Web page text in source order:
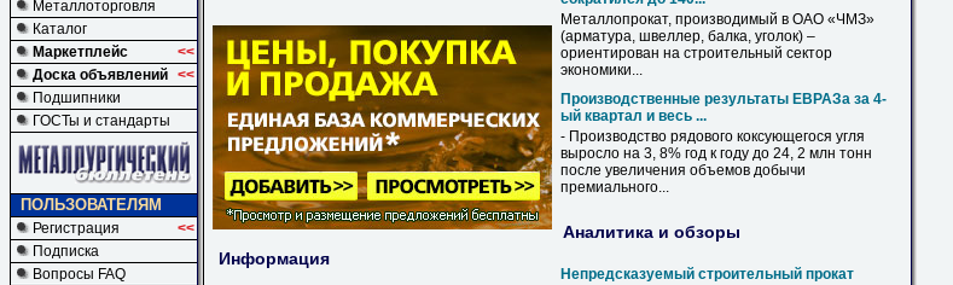
Металлоторговля
Каталог
Маркетплейс
<<
Доска объявлений <<
Подшипники
ГОСТы и стандарты
ПОЛЬЗОВАТЕЛЯМ
Регистрация
<<
Подписка
Вопросы FAQ
Информация
Металлопрокат, производимый в ОАО «ЧМЗ»
(арматура, швеллер, балка, уголок) –
ориентирован на строительный сектор
экономики...
Производственные результаты ЕВРАЗа за 4-
ый квартал и весь ...
- Производство рядового коксующегося угля
выросло на 3, 8% год к году до 24, 2 млн тонн
после увеличения объемов добычи
премиального...
Аналитика и обзоры
Непредсказуемый строительный прокат